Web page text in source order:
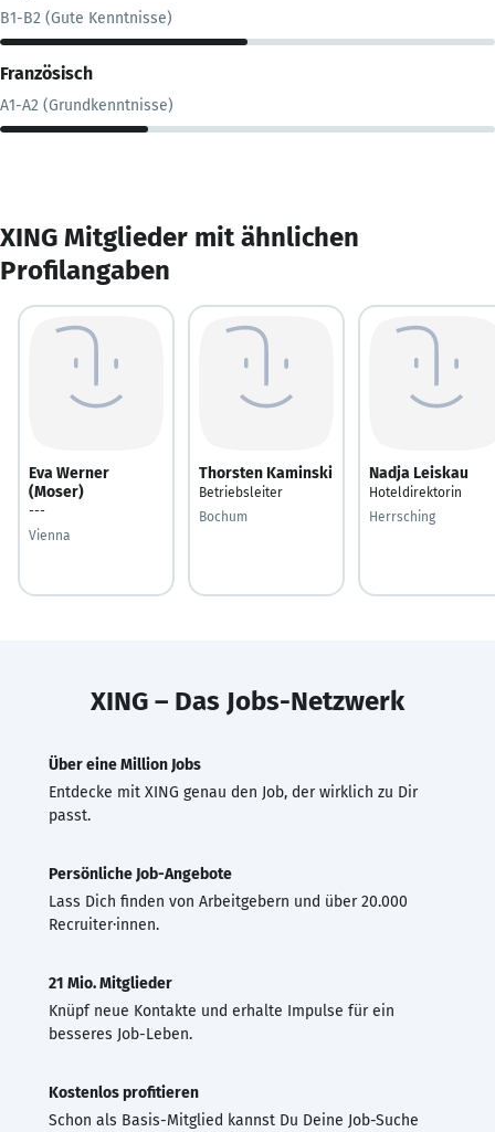
B1-B2 (Gute Kenntnisse)
Französisch
A1-A2 (Grundkenntnisse)
XING Mitglieder mit ähnlichen
Profilangaben
Eva Werner
(Moser)
---
Vienna
Thorsten Kaminski
Betriebsleiter
Bochum
Nadja Leiskau
Hoteldirektorin
Herrsching
XING – Das Jobs-Netzwerk
Über eine Million Jobs
Entdecke mit XING genau den Job, der wirklich zu Dir
passt.
Persönliche Job-Angebote
Lass Dich finden von Arbeitgebern und über 20.000
Recruiter·innen.
21 Mio. Mitglieder
Knüpf neue Kontakte und erhalte Impulse für ein
besseres Job-Leben.
Kostenlos profitieren
Schon als Basis-Mitglied kannst Du Deine Job-Suche